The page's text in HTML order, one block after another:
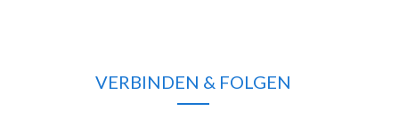
VERBINDEN & FOLGEN